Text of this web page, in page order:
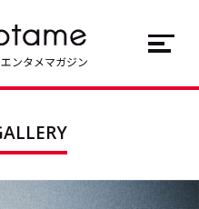
EN
ンタメマガジン